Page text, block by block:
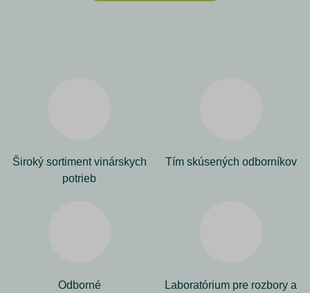
Široký sortiment vinárskych
potrieb
Tím skúsených odborníkov
Odborné
Laboratórium pre rozbory a